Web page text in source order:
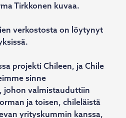
Tirkkonen kuvaa.
verkostosta on löytynyt
projekti Chileen, ja Chile
sinne
johon valmistauduttiin
ja toisen, chileläistä
yrityskummin kanssa,